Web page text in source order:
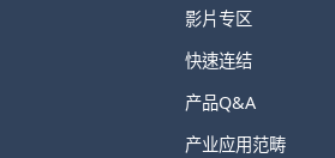
影片专区
快速连结
产品Q&A
产业应用范畴